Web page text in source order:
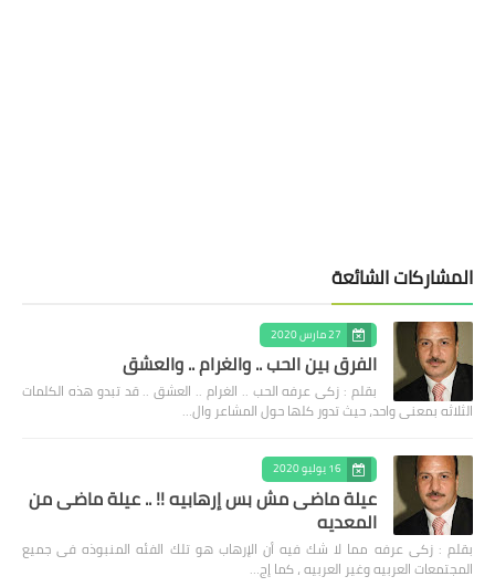
المشاركات الشائعة
27 مارس 2020
الفرق بين الحب .. والغرام .. والعشق
بقلم : زكى عرفه الحب .. الغرام .. العشق .. قد تبدو هذه الكلمات
الثلاثه بمعنى واحد، حيث تدور كلها حول المشاعر وال…
16 يوليو 2020
عيلة ماضى مش بس إرهابيه !! .. عيلة ماضى من
المعديه
بقلم : زكى عرفه مما لا شك فيه أن الإرهاب هو تلك الفئه المنبوذه فى جميع
المجتمعات العربيه وغير العربيه ، كما إج…